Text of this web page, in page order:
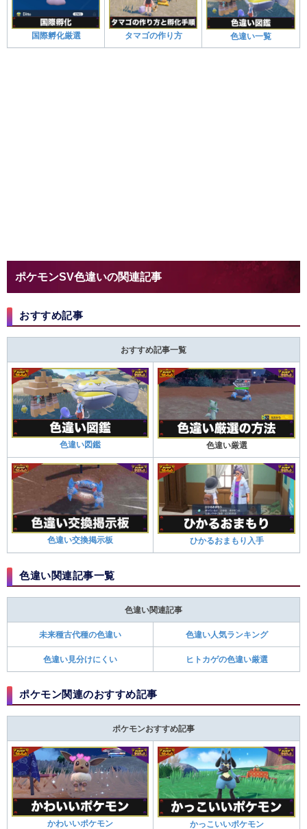
国際孵化厳選 タマゴの作り方 色違い一覧
ポケモンSV色違いの関連記事
おすすめ記事
おすすめ記事一覧
色違い図鑑 色違い厳選
色違い交換掲示板 ひかるおまもり入手
色違い関連記事一覧
色違い関連記事
未来種古代種の色違い 色違い人気ランキング
色違い見分けにくい ヒトカゲの色違い厳選
ポケモン関連のおすすめ記事
ポケモンおすすめ記事
かわいいポケモン かっこいいポケモン